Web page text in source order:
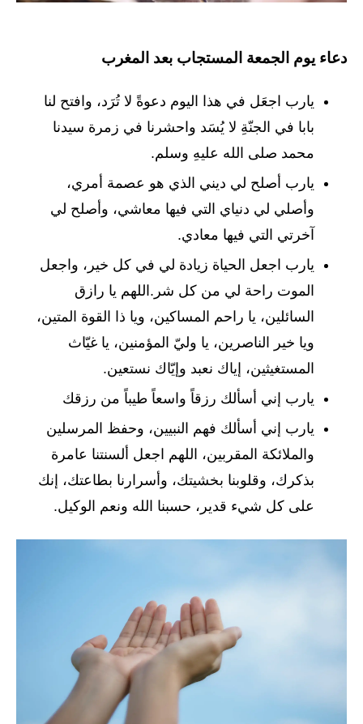
دعاء يوم الجمعة المستجاب بعد المغرب
يارب اجعَل في هذا اليوم دعوةً لا‌ تُرَد، وافتح لنا
بابا في الجنّةِ لا‌ يُسَد واحشرنا في زمرة سيدنا
محمد صلى الله عليهِ وسلم.
يارب أصلح لي ديني الذي هو عصمة أمري،
وأصلي لي دنياي التي فيها معاشي، وأصلح لي
آخرتي التي فيها معادي.
يارب اجعل الحياة زيادة لي في كل خير، واجعل
الموت راحة لي من كل شر.اللهم يا رازق
السائلين، يا راحم المساكين، ويا ذا القوة المتين،
ويا خير الناصرين، يا وليّ المؤمنين، يا غيّاث
المستغيثين، إياك نعبد وإيّاك نستعين.
يارب إني أسألك رزقاً واسعاً طيباً من رزقك
يارب إني أسألك فهم النبيين، وحفظ المرسلين
والملائكة المقربين، اللهم اجعل ألسنتنا عامرة
بذكرك، وقلوبنا بخشيتك، وأسرارنا بطاعتك، إنك
على كل شيء قدير، حسبنا الله ونعم الوكيل.